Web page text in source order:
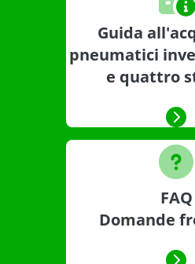
Guida
pneumatici
e quattro
FAQ
Domande